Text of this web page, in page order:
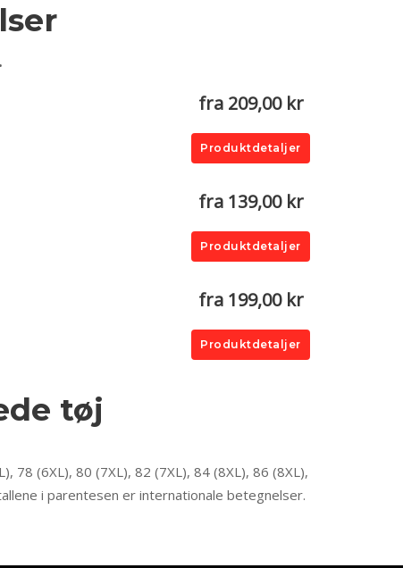
fra 209,00 kr
Produktdetaljer
fra 139,00 kr
Produktdetaljer
fra 199,00 kr
Produktdetaljer
tøj
(6XL), 80 (7XL), 82 (7XL), 84 (8XL), 86 (8XL),
i parentesen er internationale betegnelser.